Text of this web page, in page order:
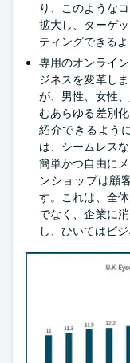
り、このような
拡大し、ターゲ
ティングできるよ
専用のオンライ
ジネスを変革し
が、男性、女性
むあらゆる差別
紹介できるよう
は、シームレス
簡単かつ自由に
ンショップは顧
す。これは、全
でなく、企業に
し、ひいてはビ